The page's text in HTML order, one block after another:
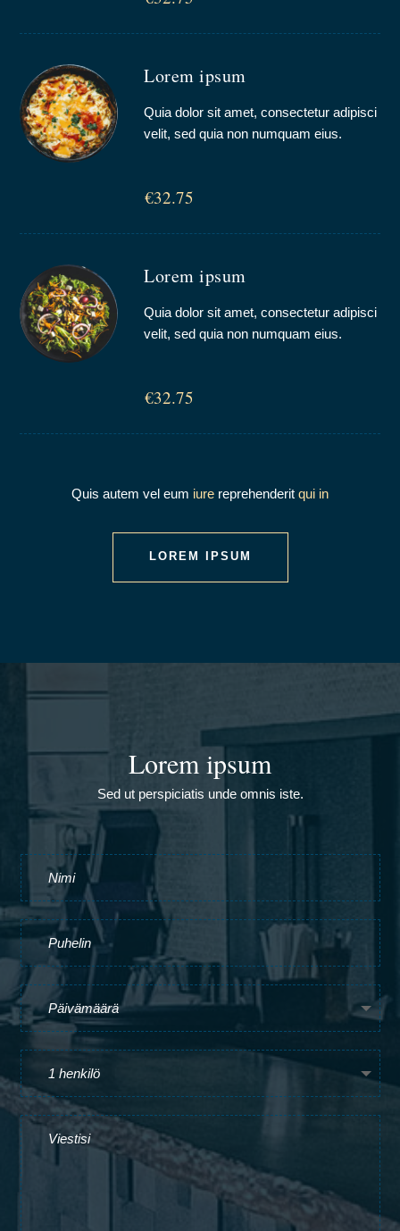
Lorem ipsum
Quia dolor sit amet, consectetur adipisci
velit, sed quia non numquam eius.
€32.75
Lorem ipsum
Quia dolor sit amet, consectetur adipisci
velit, sed quia non numquam eius.
€32.75
Quis autem vel eum iure reprehenderit qui in
LOREM IPSUM
Lorem ipsum
Sed ut perspiciatis unde omnis iste.